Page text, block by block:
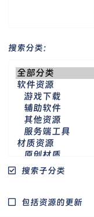
搜索分类
搜索子分类
包括资源的更新